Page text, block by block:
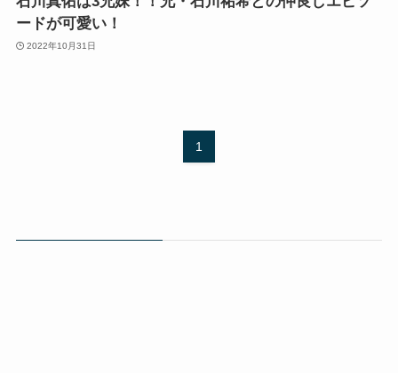
ードが可愛い！
2022年10月31日
1